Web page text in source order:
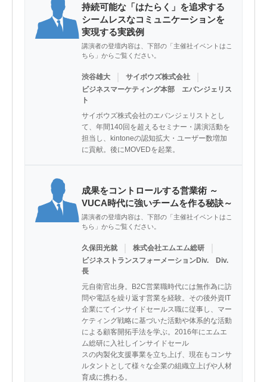
持続可能な「はたらく」を追求する
シームレスなコミュニケーションを
実現する実践例
講演者の登壇内容は、下部の「主催社イベントはこ
ちら」からご覧ください。
渋谷雄大 サイボウズ株式会社
ビジネスマーケティング本部 エバンジェリス
ト
サイボウズ株式会社のエバンジェリストとし
て、年間140回を超えるセミナー・講演活動を
担当し、kintoneの認知拡大・ユーザー数増加
に貢献。後にMOVEDを起業。
成果をコントロールする営業術 ～
VUCA時代に強いチームを作る秘訣～
講演者の登壇内容は、下部の「主催社イベントはこ
ちら」からご覧ください。
久保田光就 株式会社エムエム総研
ビジネストランスフォーメーションDiv. Div.
長
元自衛官出身。B2C営業職時代には無作為に訪
問や電話を繰り返す営業を経験。その後外資IT
企業にてインサイドセールス職に従事し、マー
ケティング戦略に基づいた活動や体系的な活動
による顧客開拓手法を学ぶ。2016年にエムエ
ム総研に入社しインサイドセール
スの内製化支援事業を立ち上げ、現在もコンサ
ルタントとして様々な企業の組織立上げや人材
育成に携わる。